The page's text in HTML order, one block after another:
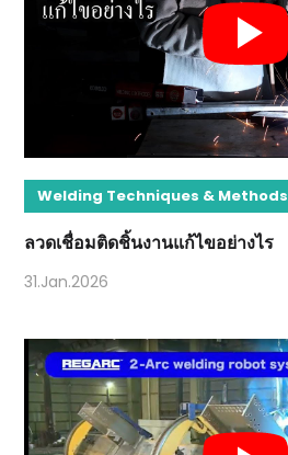
Welding Techniques & Methods
ลวดเชื่อมติดชิ้นงานแก้ไขอย่างไร
31.Jan.2026